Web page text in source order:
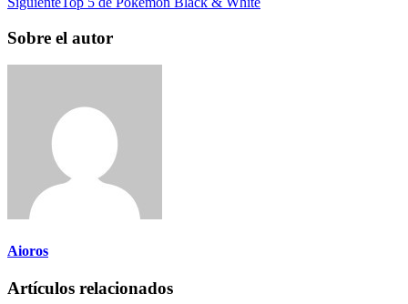
Sobre el autor
Aioros
Artículos relacionados